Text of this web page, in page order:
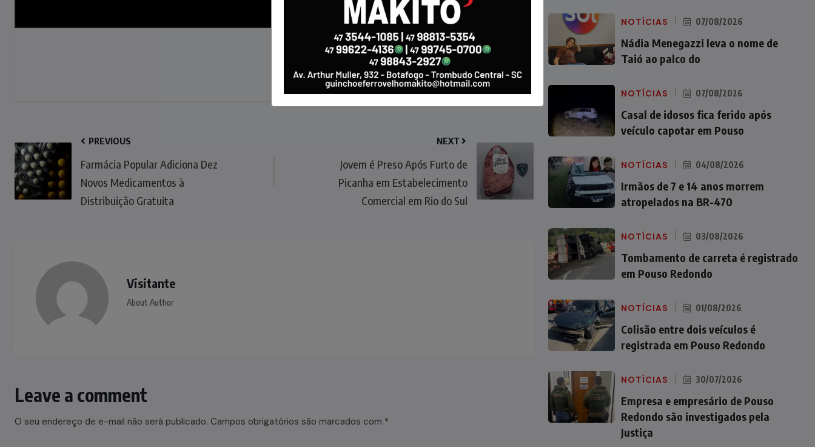
PREVIOUS
Farmácia Popular Adiciona Dez
Novos Medicamentos à
Distribuição Gratuita
NEXT
Jovem é Preso Após Furto de
Picanha em Estabelecimento
Comercial em Rio do Sul
Visitante
About Author
Leave a comment
O seu endereço de e-mail não será publicado. Campos obrigatórios são marcados com *
NOTÍCIAS 07/08/2026
Nádia Menegazzi leva o nome de
Taió ao palco do
NOTÍCIAS 07/08/2026
Casal de idosos fica ferido após
veículo capotar em Pouso
NOTÍCIAS 04/08/2026
Irmãos de 7 e 14 anos morrem
atropelados na BR-470
NOTÍCIAS 03/08/2026
Tombamento de carreta é registrado
em Pouso Redondo
NOTÍCIAS 01/08/2026
Colisão entre dois veículos é
registrada em Pouso Redondo
NOTÍCIAS 30/07/2026
Empresa e empresário de Pouso
Redondo são investigados pela
Justiça